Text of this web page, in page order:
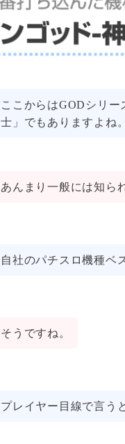
ここからはGODシリ
士」でもありますよね。
あんまり一般には知ら
自社のパチスロ機種ベ
そうですね。
プレイヤー目線で言う